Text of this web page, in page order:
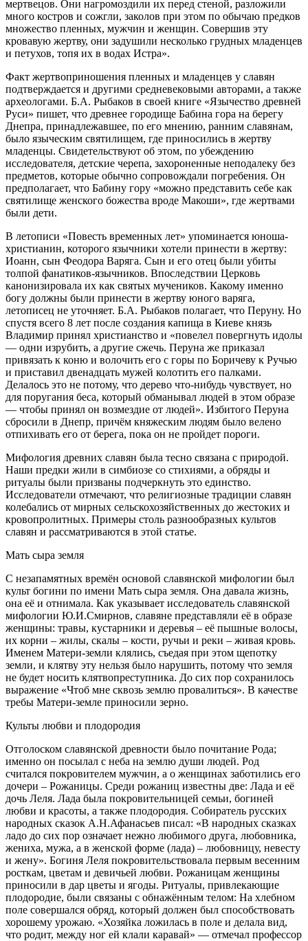
мертвецов. Они нагромоздили их перед стеной, разложили
много костров и сожгли, заколов при этом по обычаю предков
множество пленных, мужчин и женщин. Совершив эту
кровавую жертву, они задушили несколько грудных младенцев
и петухов, топя их в водах Истра».
Факт жертвоприношения пленных и младенцев у славян
подтверждается и другими средневековыми авторами, а также
археологами. Б.А. Рыбаков в своей книге «Язычество древней
Руси» пишет, что древнее городище Бабина гора на берегу
Днепра, принадлежавшее, по его мнению, ранним славянам,
было языческим святилищем, где приносились в жертву
младенцы. Свидетельствуют об этом, по убеждению
исследователя, детские черепа, захороненные неподалеку без
предметов, которые обычно сопровождали погребения. Он
предполагает, что Бабину гору «можно представить себе как
святилище женского божества вроде Макоши», где жертвами
были дети.
В летописи «Повесть временных лет» упоминается юноша-
христианин, которого язычники хотели принести в жертву:
Иоанн, сын Феодора Варяга. Сын и его отец были убиты
толпой фанатиков-язычников. Впоследствии Церковь
канонизировала их как святых мучеников. Какому именно
богу должны были принести в жертву юного варяга,
летописец не уточняет. Б.А. Рыбаков полагает, что Перуну. Но
спустя всего 8 лет после создания капища в Киеве князь
Владимир принял христианство и «повелел повергнуть идолы
— одни изрубить, а другие сжечь. Перуна же приказал
привязать к коню и волочить его с горы по Боричеву к Ручью
и приставил двенадцать мужей колотить его палками.
Делалось это не потому, что дерево что-нибудь чувствует, но
для поругания беса, который обманывал людей в этом образе
— чтобы принял он возмездие от людей». Избитого Перуна
сбросили в Днепр, причём княжеским людям было велено
отпихивать его от берега, пока он не пройдет пороги.
Мифология древних славян была тесно связана с природой.
Наши предки жили в симбиозе со стихиями, а обряды и
ритуалы были призваны подчеркнуть это единство.
Исследователи отмечают, что религиозные традиции славян
колебались от мирных сельскохозяйственных до жестоких и
кровопролитных. Примеры столь разнообразных культов
славян и рассматриваются в этой статье.
Мать сыра земля
С незапамятных времён основой славянской мифологии был
культ богини по имени Мать сыра земля. Она давала жизнь,
она её и отнимала. Как указывает исследователь славянской
мифологии Ю.И.Смирнов, славяне представляли её в образе
женщины: травы, кустарники и деревья – её пышные волосы,
их корни – жилы, скалы – кости, ручьи и реки – живая кровь.
Именем Матери-земли клялись, съедая при этом щепотку
земли, и клятву эту нельзя было нарушить, потому что земля
не будет носить клятвопреступника. До сих пор сохранилось
выражение «Чтоб мне сквозь землю провалиться». В качестве
требы Матери-земле приносили зерно.
Культы любви и плодородия
Отголоском славянской древности было почитание Рода;
именно он посылал с неба на землю души людей. Род
считался покровителем мужчин, а о женщинах заботились его
дочери – Рожаницы. Среди рожаниц известны две: Лада и её
дочь Леля. Лада была покровительницей семьи, богиней
любви и красоты, а также плодородия. Собиратель русских
народных сказок А.Н.Афанасьев писал: «В народных сказках
ладо до сих пор означает нежно любимого друга, любовника,
жениха, мужа, а в женской форме (лада) – любовницу, невесту
и жену». Богиня Леля покровительствовала первым весенним
росткам, цветам и девичьей любви. Рожаницам женщины
приносили в дар цветы и ягоды. Ритуалы, привлекающие
плодородие, были связаны с обнажённым телом: На хлебном
поле совершался обряд, который должен был способствовать
хорошему урожаю. «Хозяйка ложилась в поле и делала вид,
что родит, между ног ей клали каравай» — отмечал профессор